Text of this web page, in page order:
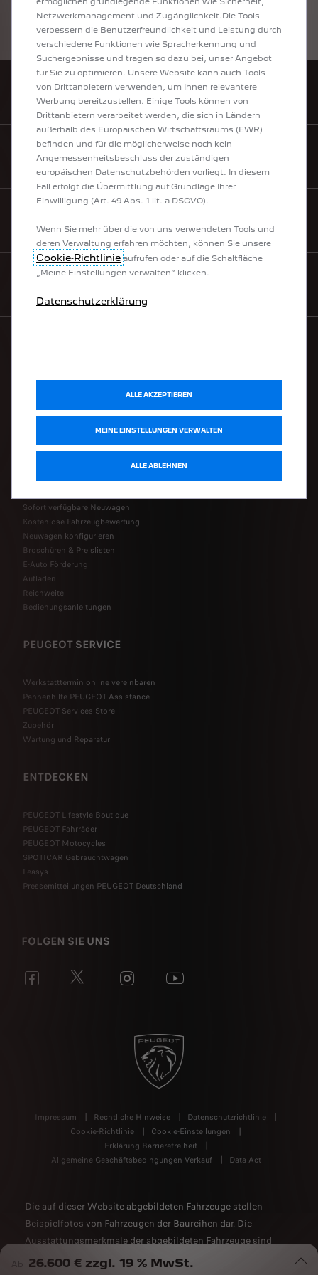
26.600 € zzgl. 19 % MwSt.
effizienten Ausnutzung des Kraftstoffs durch
das Fahrzeug ab, sondern werden auch vom
Fahrverhalten und anderen nichttechnischen
Faktoren beeinflusst.
MYPEUGEOT
SUV-Modelle
Sofort verfügbare Neuwagen
Kostenlose Fahrzeugbewertung
Neuwagen konfigurieren
Broschüren & Preislisten
E-Auto Förderung
Aufladen
Reichweite
Bedienungsanleitungen
PEUGEOT SERVICE
Werkstatttermin online vereinbaren
Pannenhilfe PEUGEOT Assistance
PEUGEOT Services Store
Zubehör
Wartung und Reparatur
ENTDECKEN
PEUGEOT Lifestyle Boutique
PEUGEOT Fahrräder
PEUGEOT Motocycles
SPOTICAR Gebrauchtwagen
Leasys
Pressemitteilungen PEUGEOT Deutschland
FOLGEN SIE UNS
Impressum Rechtliche Hinweise
Datenschutzrichtlinie
Cookie-Richtlinie
Cookie-Einstellungen
Erklärung Barrierefreiheit
Allgemeine Geschäftsbedingungen Verkauf
Data Act
Die auf dieser Website abgebildeten Fahrzeuge stellen
Beispielfotos von Fahrzeugen der Baureihen dar. Die
Ausstattungsmerkmale der abgebildeten Fahrzeuge sind
nicht Bestandteil des Angebots. Alle Angaben sind
Netzwerkmanagement und Zugänglichkeit.Die Tools
verbessern die Benutzerfreundlichkeit und Leistung durch
verschiedene Funktionen wie Spracherkennung und
Suchergebnisse und tragen so dazu bei, unser Angebot
für Sie zu optimieren. Unsere Website kann auch Tools
von Drittanbietern verwenden, um Ihnen relevantere
Werbung bereitzustellen. Einige Tools können von
Drittanbietern verarbeitet werden, die sich in Ländern
außerhalb des Europäischen Wirtschaftsraums (EWR)
befinden und für die möglicherweise noch kein
Angemessenheitsbeschluss der zuständigen
europäischen Datenschutzbehörden vorliegt. In diesem
Fall erfolgt die Übermittlung auf Grundlage Ihrer
Einwilligung (Art. 49 Abs. 1 lit. a DSGVO).
Wenn Sie mehr über die von uns verwendeten Tools und
deren Verwaltung erfahren möchten, können Sie unsere
Cookie‑Richtlinie aufrufen oder auf die Schaltfläche
„Meine Einstellungen verwalten“ klicken.
Datenschutzerklärung
MEINE EINSTELLUNGEN VERWALTEN
ALLE AKZEPTIEREN
ALLE ABLEHNEN